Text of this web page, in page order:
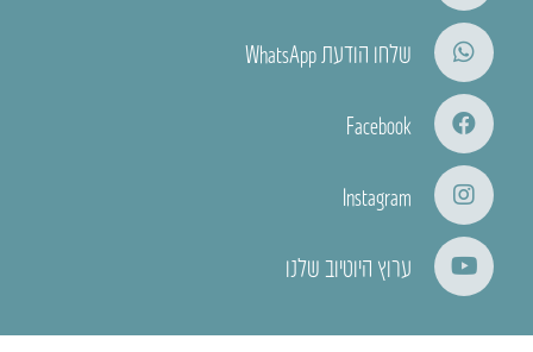
שלחו הודעת WhatsApp
Facebook
Instagram
ערוץ היוטיוב שלנו